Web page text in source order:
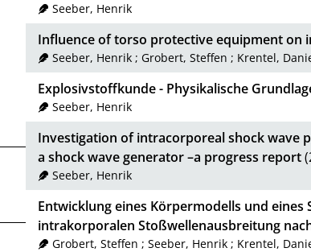
Seeber, Henrik
Influence of torso protective equipment on
Seeber, Henrik ; Grobert, Steffen ; Krentel,
Explosivstoffkunde - Physikalische
Seeber, Henrik
Investigation of intracorporeal shock wave
a shock wave generator –a progress report
Seeber, Henrik
Entwicklung eines Körpermodells und
intrakorporalen Stoßwellenausbreitung
Grobert, Steffen ;Seeber, Henrik ; Krentel,